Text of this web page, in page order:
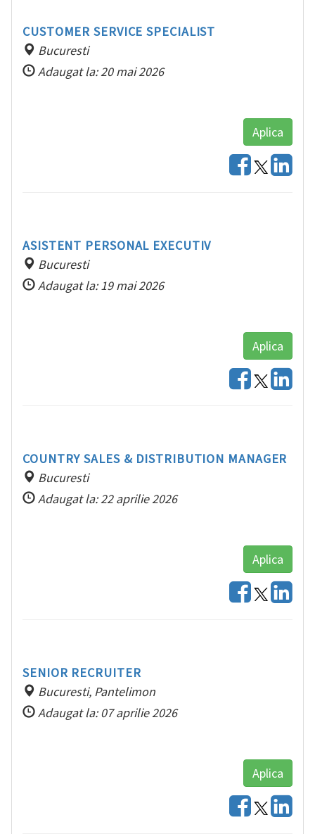
CUSTOMER SERVICE SPECIALIST
Bucuresti
Adaugat la: 20 mai 2026
Aplica
ASISTENT PERSONAL EXECUTIV
Bucuresti
Adaugat la: 19 mai 2026
Aplica
COUNTRY SALES & DISTRIBUTION MANAGER
Bucuresti
Adaugat la: 22 aprilie 2026
Aplica
SENIOR RECRUITER
Bucuresti, Pantelimon
Adaugat la: 07 aprilie 2026
Aplica